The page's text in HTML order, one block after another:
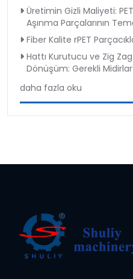
Üretimin Gizli Maliyeti:
Aşınma Parçalarının
Fiber Kalite rPET
Hattı Kurutucu ve Zig Zag
Dönüşüm: Gerekli
daha fazla oku